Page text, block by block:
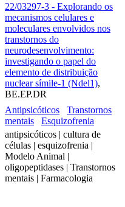
22/03297-3 - Explorando os
mecanismos celulares e
moleculares envolvidos nos
transtornos do
neurodesenvolvimento:
investigando o papel do
elemento de distribuição
nuclear símile-1 (Ndel1),
BE.EP.DR
Antipsicóticos
Transtornos
mentais
Esquizofrenia
antipsicóticos | cultura de
células | esquizofrenia |
Modelo Animal |
oligopeptidases | Transtornos
mentais | Farmacologia